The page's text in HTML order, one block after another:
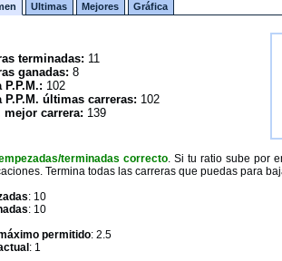
Ultimas Mejores Gráfica
terminadas: 11
ganadas: 8
P.P.M.: 102
P.P.M. últimas carreras: 102
mejor carrera: 139
terminadas correcto. Si tu ratio sube por
Termina todas las carreras que puedas para
: 10
: 10
permitido: 2.5
: 1